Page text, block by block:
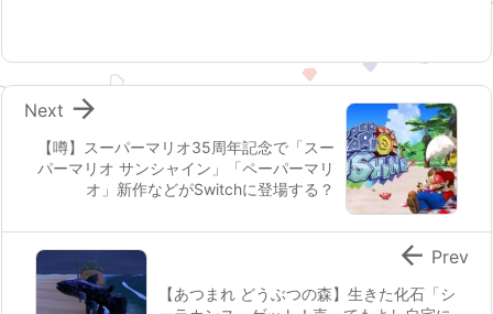
【噂】スーパーマリオ35周年記念で「スー
パーマリオ サンシャイン」「ペーパーマリ
オ」新作などがSwitchに登場する？

Next
【あつまれ どうぶつの森】生きた化石「シ
 Prev